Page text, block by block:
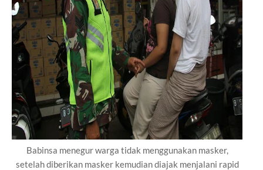
Babinsa menegur warga tidak menggunakan masker,
setelah diberikan masker kemudian diajak menjalani rapid